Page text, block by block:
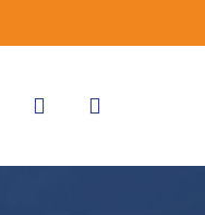
rechercheaccount